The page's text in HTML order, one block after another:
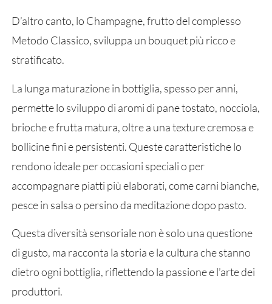
D’altro canto, lo Champagne, frutto del complesso
Metodo Classico, sviluppa un bouquet più ricco e
stratificato.
La lunga maturazione in bottiglia, spesso per anni,
permette lo sviluppo di aromi di pane tostato, nocciola,
brioche e frutta matura, oltre a una texture cremosa e
bollicine fini e persistenti. Queste caratteristiche lo
rendono ideale per occasioni speciali o per
accompagnare piatti più elaborati, come carni bianche,
pesce in salsa o persino da meditazione dopo pasto.
Questa diversità sensoriale non è solo una questione
di gusto, ma racconta la storia e la cultura che stanno
dietro ogni bottiglia, riflettendo la passione e l’arte dei
produttori.